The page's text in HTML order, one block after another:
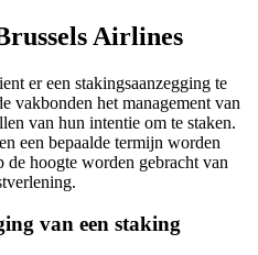
Airlines
er een stakingsaanzegging te
vakbonden het management van
van hun intentie om te staken.
een bepaalde termijn worden
de hoogte worden gebracht van
van een staking